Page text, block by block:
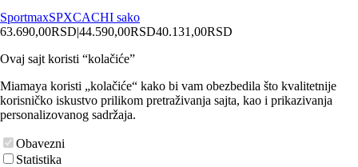
SportmaxSPXCACHI sako
63.690,00RSD|44.590,00RSD40.131,00RSD
Ovaj sajt koristi “kolačiće”
Miamaya koristi „kolačiće“ kako bi vam obezbedila što kvalitetnije
korisničko iskustvo prilikom pretraživanja sajta, kao i prikazivanja
personalizovanog sadržaja.
Obavezni
Statistika